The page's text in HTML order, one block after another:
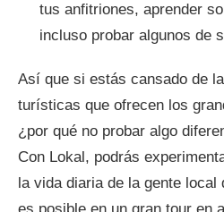
tus anfitriones, aprender
incluso probar algunos de
Así que si estás cansado de
turísticas que ofrecen los
¿por qué no probar algo
Con Lokal, podrás
la vida diaria de la gente local